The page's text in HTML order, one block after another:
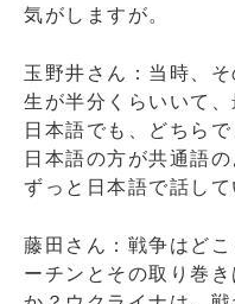
気がしますが。
玉野井さん：当時、
生が半分くらいいて
日本語でも、どちら
日本語の方が共通語
ずっと日本語で話して
藤田さん：戦争はど
ーチンとその取り巻